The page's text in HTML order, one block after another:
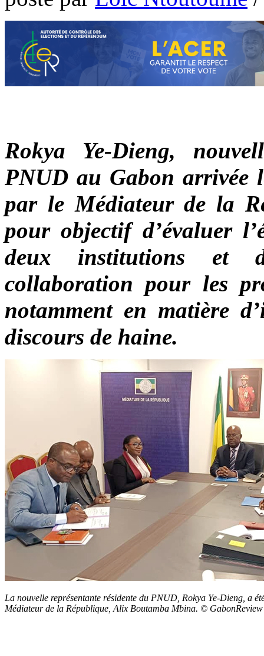
Rokya Ye-Dieng,
PNUD au Gabon arrivée
par le Médiateur de la
pour objectif d’évaluer
deux institutions et
collaboration pour les
notamment en matière
discours de haine.
La nouvelle représentante résidente du PNUD, Rokya Ye-Dieng, a
Médiateur de la République, Alix Boutamba Mbina. © GabonReview